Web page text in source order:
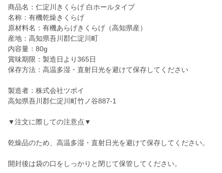
商品名：仁淀川きくらげ 白ホールタイプ
名称：有機乾燥きくらげ
原材料名：有機あらげきくらげ（高知県産）
産地：高知県吾川郡仁淀川町
内容量：80g
賞味期限：製造日より365日
保存方法：高温多湿・直射日光を避けて保存してください
製造者：株式会社ツボイ
高知県吾川郡仁淀川町竹ノ谷887-1
▼注文に際しての注意点▼
乾燥品のため、高温多湿・直射日光を避けて保存してください。
開封後は袋の口をしっかりと閉じて保管してください。